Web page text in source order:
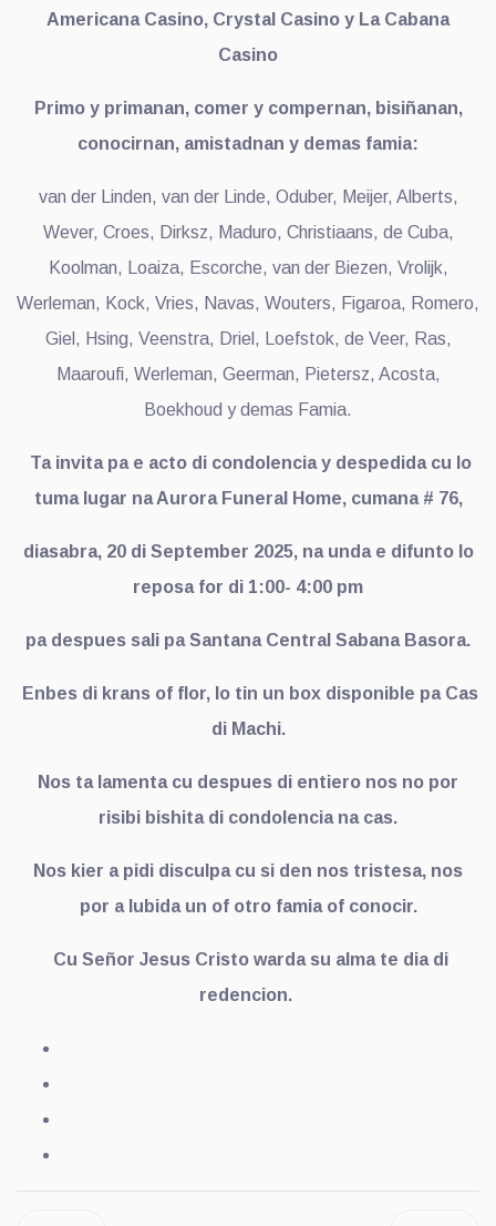
Americana Casino, Crystal Casino y La Cabana
Casino
Primo y primanan, comer y compernan, bisiñanan,
conocirnan, amistadnan y demas famia:
van der Linden, van der Linde, Oduber, Meijer, Alberts,
Wever, Croes, Dirksz, Maduro, Christiaans, de Cuba,
Koolman, Loaiza, Escorche, van der Biezen, Vrolijk,
Werleman, Kock, Vries, Navas, Wouters, Figaroa, Romero,
Giel, Hsing, Veenstra, Driel, Loefstok, de Veer, Ras,
Maaroufi, Werleman, Geerman, Pietersz, Acosta,
Boekhoud y demas Famia.
Ta invita pa e acto di condolencia y despedida cu lo
tuma lugar na Aurora Funeral Home, cumana # 76,
diasabra, 20 di September 2025, na unda e difunto lo
reposa for di 1:00- 4:00 pm
pa despues sali pa Santana Central Sabana Basora.
Enbes di krans of flor, lo tin un box disponible pa Cas
di Machi.
Nos ta lamenta cu despues di entiero nos no por
risibi bishita di condolencia na cas.
Nos kier a pidi disculpa cu si den nos tristesa, nos
por a lubida un of otro famia of conocir.
Cu Señor Jesus Cristo warda su alma te dia di
redencion.